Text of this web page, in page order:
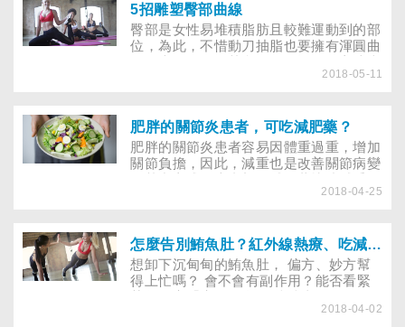
盤或丟接球活動60分鐘，更可累積等同打
籃球30分鐘，夏天想消耗卡路里，不妨從
日常微運動開始吧！
5招雕塑臀部曲線
臀部是女性易堆積脂肪且較難運動到的部
位，為此，不惜動刀抽脂也要擁有渾圓曲
握對了，你也可以輕鬆雕塑自己想要的臀
地展示這渾圓動人的臀部曲線，賣的雖然
是牛仔服飾、內衣褲，但強調的卻是引領
女性熱烈追逐的臀部曲線。一個月前，國
內 知名女星更在整型後接受媒體採訪，
暢談自己追求動人臀部曲線而抽脂的過
2018-05-11
肥胖的關節炎患者，可吃減肥藥？
肥胖的關節炎患者容易因體重過重，增加
關節負擔，因此，減重也是改善關節病變
但可以吃減肥藥嗎？會產生什麼副作用？
要治療策略之一，可明顯改善關節病變。
不過，除了利用飲食控制與運動減重，患
關節炎的超重者能否使用減肥藥？
2018-04-25
怎麼告別鮪魚肚？紅外線熱療、吃減肥藥可增加脂肪代謝嗎？
想卸下沉甸甸的鮪魚肚， 偏方、妙方幫
得上忙嗎？ 會不會有副作用？能否看緊
愛又恨，愛的是它能讓食物的口感變好，
2018-04-02